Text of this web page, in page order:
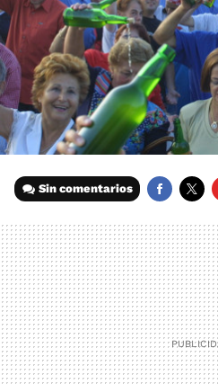
Sin comentarios